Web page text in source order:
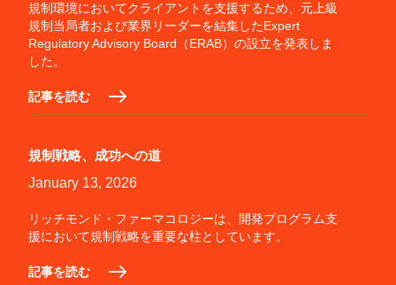
規制環境においてクライアントを支援するため、元上級
規制当局者および業界リーダーを結集したExpert
Regulatory Advisory Board（ERAB）の設立を発表しま
した。
記事を読む
規制戦略、成功への道
January 13, 2026
リッチモンド・ファーマコロジーは、開発プログラム支
援において規制戦略を重要な柱としています。
記事を読む